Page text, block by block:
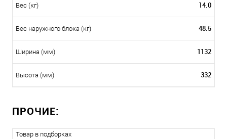
Вес (кг) 14.0
Вес наружного блока (кг) 48.5
Ширина (мм) 1132
Высота (мм) 332
ПРОЧИЕ:
Товар в подборках